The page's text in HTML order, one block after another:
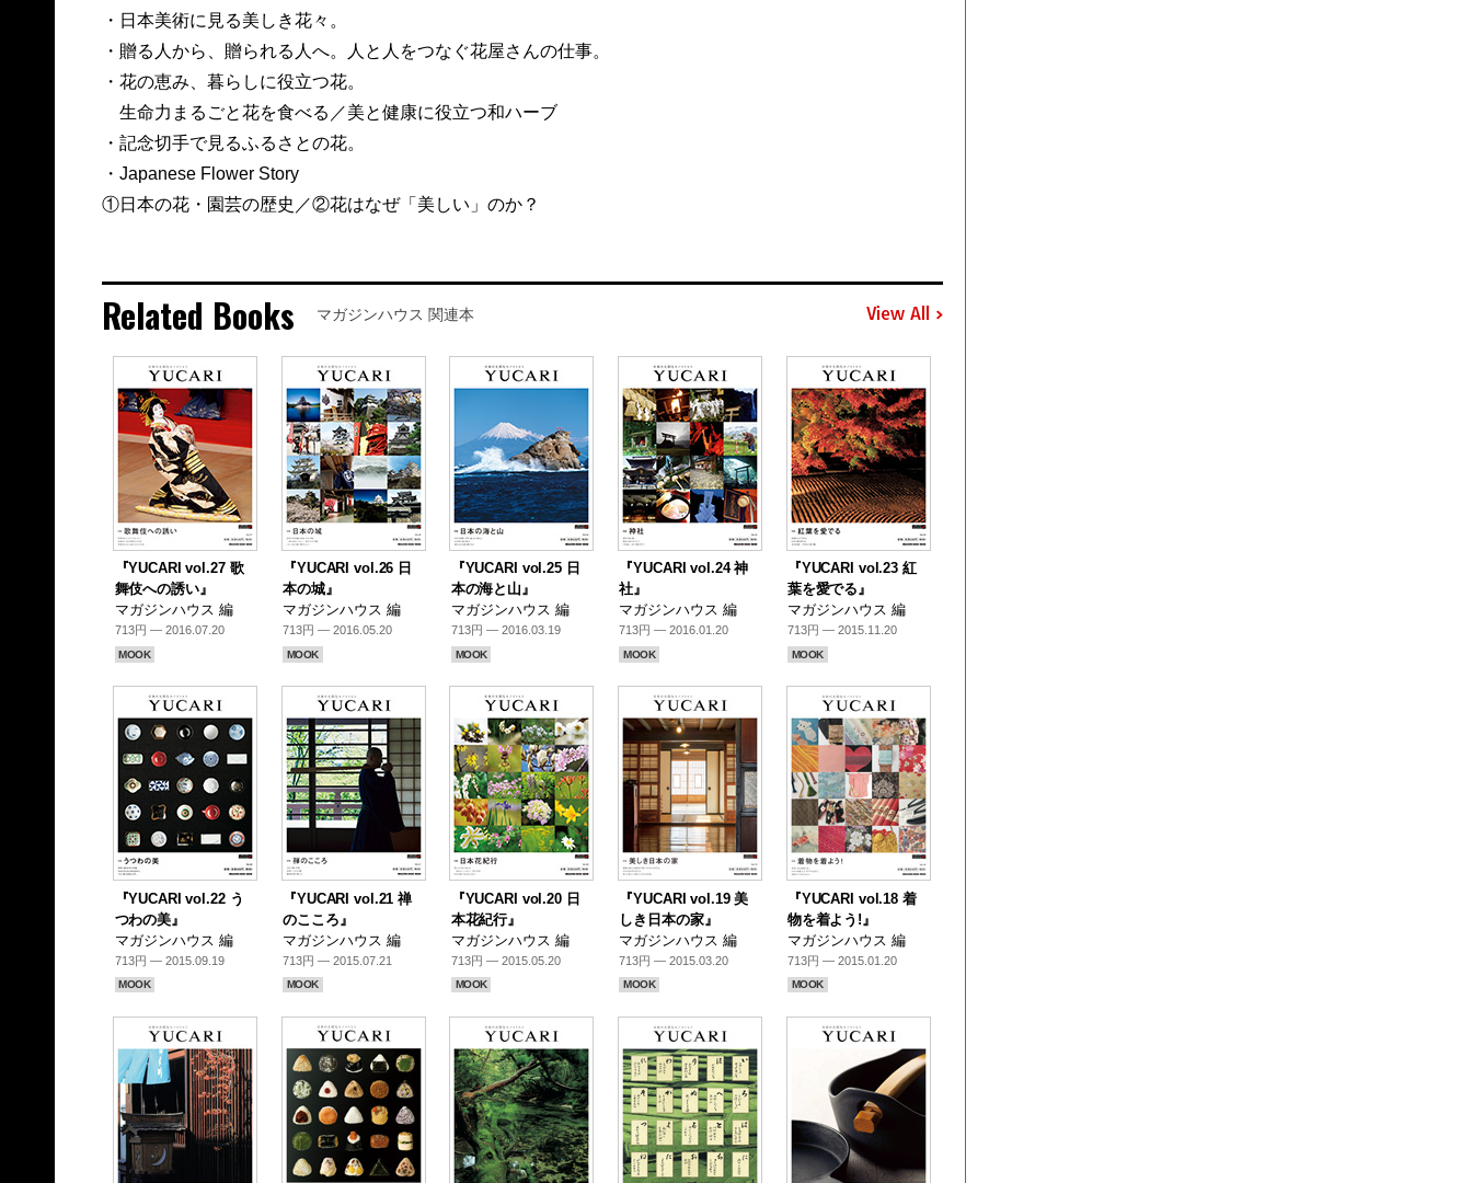
・日本美術に見る美しき花々。
・贈る人から、贈られる人へ。人と人をつなぐ花屋さんの仕事。
・花の恵み、暮らしに役立つ花。
生命力まるごと花を食べる／美と健康に役立つ和ハーブ
・記念切手で見るふるさとの花。
・Japanese Flower Story
①日本の花・園芸の歴史／②花はなぜ「美しい」のか？
Related Books マガジンハウス 関連本 View All
『YUCARI vol.27 歌
舞伎への誘い』
マガジンハウス 編
713円 — 2016.07.20
MOOK
『YUCARI vol.26 日
本の城』
マガジンハウス 編
713円 — 2016.05.20
MOOK
『YUCARI vol.25 日
本の海と山』
マガジンハウス 編
713円 — 2016.03.19
MOOK
『YUCARI vol.24 神
社』
マガジンハウス 編
713円 — 2016.01.20
MOOK
『YUCARI vol.23 紅
葉を愛でる』
マガジンハウス 編
713円 — 2015.11.20
MOOK
『YUCARI vol.22 う
つわの美』
マガジンハウス 編
713円 — 2015.09.19
MOOK
『YUCARI vol.21 禅
のこころ』
マガジンハウス 編
713円 — 2015.07.21
MOOK
『YUCARI vol.20 日
本花紀行』
マガジンハウス 編
713円 — 2015.05.20
MOOK
『YUCARI vol.19 美
しき日本の家』
マガジンハウス 編
713円 — 2015.03.20
MOOK
『YUCARI vol.18 着
物を着よう!』
マガジンハウス 編
713円 — 2015.01.20
MOOK